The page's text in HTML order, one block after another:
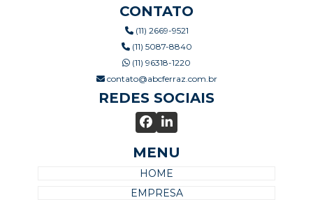
CONTATO
(11) 2669-9521
(11) 5087-8840
(11) 96318-1220
contato@abcferraz.com.br
REDES SOCIAIS
MENU
HOME
EMPRESA